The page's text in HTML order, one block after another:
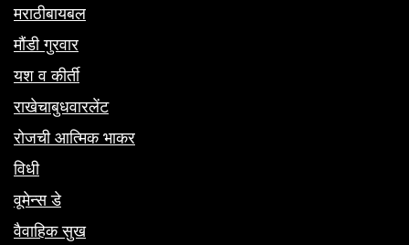
मराठीबायबल
मौंडी गुरवार
यश व कीर्ती
राखेचाबुधवारलेंट
रोजची आत्मिक भाकर
विधी
वूमेन्स डे
वैवाहिक सुख